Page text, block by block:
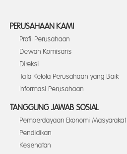
PERUSAHAAN KAMI
Profil Perusahaan
Dewan Komisaris
Direksi
Tata Kelola Perusahaan yang Baik
Informasi Perusahaan
TANGGUNG JAWAB SOSIAL
Pemberdayaan Ekonomi Masyarakat
Pendidikan
Kesehatan